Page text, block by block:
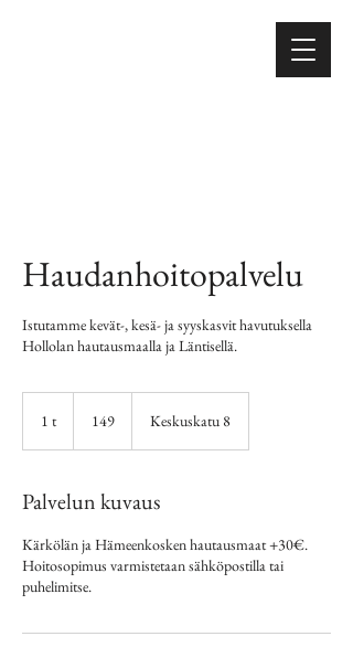
Haudanhoitopalvelu
Istutamme kevät-, kesä- ja syyskasvit havutuksella
Hollolan hautausmaalla ja Läntisellä.
1 t1 149 Keskuskatu 8
Palvelun kuvaus
Kärkölän ja Hämeenkosken hautausmaat +30€.
Hoitosopimus varmistetaan sähköpostilla tai
puhelimitse.